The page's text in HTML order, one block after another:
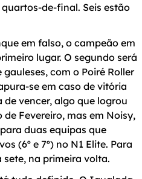
de-final. Seis estão
em falso, o campeão em
lugar. O segundo será
com o Poiré Roller
se em caso de vitória
vencer, algo que logrou
Fevereiro, mas em Noisy,
duas equipas que
(6º e 7º) no N1 Elite. Para
sete, na primeira volta.